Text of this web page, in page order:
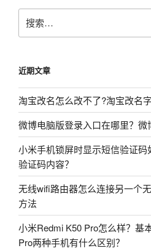
搜
索：
近期文章
淘宝改名怎么改不了?淘宝改名
微博电脑版登录入口在哪里？
小米手机锁屏时显示短信验证
验证码内容？
无线wifi路由器怎么连接另一个
方法
小米Redmi K50 Pro怎么样？基
Pro两种手机有什么区别？